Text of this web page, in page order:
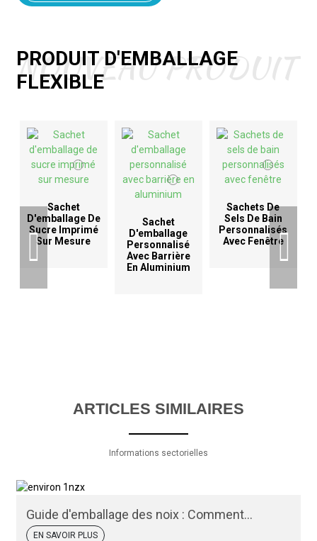
PRODUIT D'EMBALLAGE
FLEXIBLE
NOUVEAU PRODUIT
Sachet
D'emballage De
Sucre Imprimé
Sur Mesure
Sachet
D'emballage
Personnalisé
Avec Barrière
En Aluminium
Sachets De
Sels De Bain
Personnalisés
Avec Fenêtre
ARTICLES SIMILAIRES
Informations sectorielles
Guide d'emballage des noix : Comment
conserver la fraîcheur et l'attrait de vos noix
EN SAVOIR PLUS